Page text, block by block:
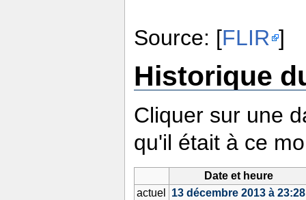
Source: [FLIR ]
Historique
Cliquer sur une
qu'il était à ce
Date et heure
actuel
13 décembre 2013 à 23:28